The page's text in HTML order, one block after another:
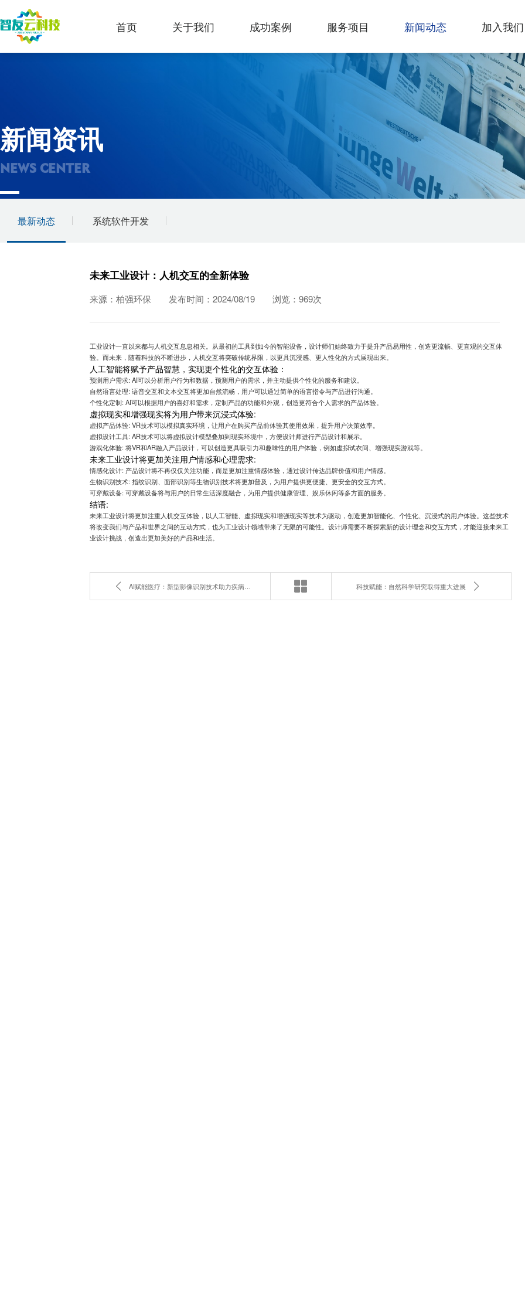
首页 关于我们 成功案例 服务项目 新闻动态 加入我们
新闻资讯
NEWS CENTER
最新动态 系统软件开发
未来工业设计：人机交互的全新体验
来源：柏强环保 发布时间：2024/08/19 浏览：969次
工业设计一直以来都与人机交互息息相关。从最初的工具到如今的智能设备，设计师们始终致力于提升产品易用性，创造更流畅、更直观的交互体
验。而未来，随着科技的不断进步，人机交互将突破传统界限，以更具沉浸感、更人性化的方式展现出来。
人工智能将赋予产品智慧，实现更个性化的交互体验：
预测用户需求: AI可以分析用户行为和数据，预测用户的需求，并主动提供个性化的服务和建议。
自然语言处理: 语音交互和文本交互将更加自然流畅，用户可以通过简单的语言指令与产品进行沟通。
个性化定制: AI可以根据用户的喜好和需求，定制产品的功能和外观，创造更符合个人需求的产品体验。
虚拟现实和增强现实将为用户带来沉浸式体验:
虚拟产品体验: VR技术可以模拟真实环境，让用户在购买产品前体验其使用效果，提升用户决策效率。
虚拟设计工具: AR技术可以将虚拟设计模型叠加到现实环境中，方便设计师进行产品设计和展示。
游戏化体验: 将VR和AR融入产品设计，可以创造更具吸引力和趣味性的用户体验，例如虚拟试衣间、增强现实游戏等。
未来工业设计将更加关注用户情感和心理需求:
情感化设计: 产品设计将不再仅仅关注功能，而是更加注重情感体验，通过设计传达品牌价值和用户情感。
生物识别技术: 指纹识别、面部识别等生物识别技术将更加普及，为用户提供更便捷、更安全的交互方式。
可穿戴设备: 可穿戴设备将与用户的日常生活深度融合，为用户提供健康管理、娱乐休闲等多方面的服务。
结语:
未来工业设计将更加注重人机交互体验，以人工智能、虚拟现实和增强现实等技术为驱动，创造更加智能化、个性化、沉浸式的用户体验。这些技术
将改变我们与产品和世界之间的互动方式，也为工业设计领域带来了无限的可能性。设计师需要不断探索新的设计理念和交互方式，才能迎接未来工
业设计挑战，创造出更加美好的产品和生活。
AI赋能医疗：新型影像识别技术助力疾病早筛 科技赋能：自然科学研究取得重大进展